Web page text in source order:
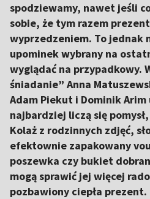
spodziewamy, nawet jeśli
sobie, że tym razem
wyprzedzeniem. To jednak
upominek wybrany na
wyglądać na przypadkowy.
śniadanie” Anna
Adam Piekut i Dominik
najbardziej liczą się
Kolaż z rodzinnych zdjęć,
efektownie zapakowany
poszewka czy bukiet
mogą sprawić jej więcej
pozbawiony ciepła